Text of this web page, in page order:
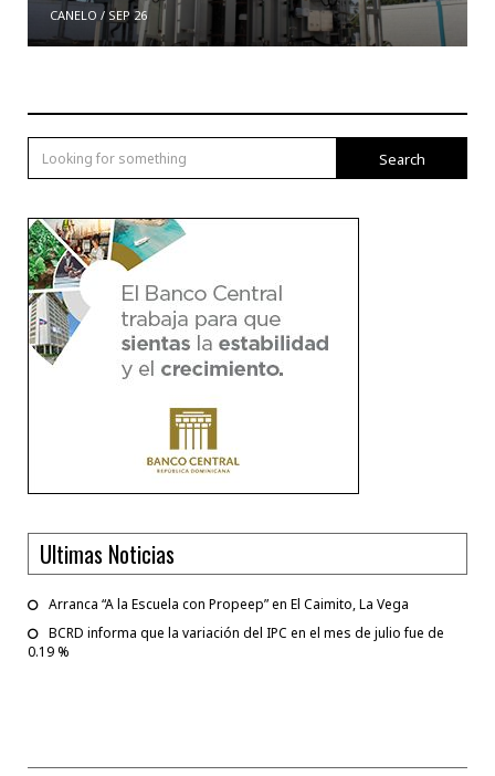
CANELO / SEP 26
Search
Ultimas Noticias
Arranca “A la Escuela con Propeep” en El Caimito, La Vega
BCRD informa que la variación del IPC en el mes de julio fue de
0.19 %